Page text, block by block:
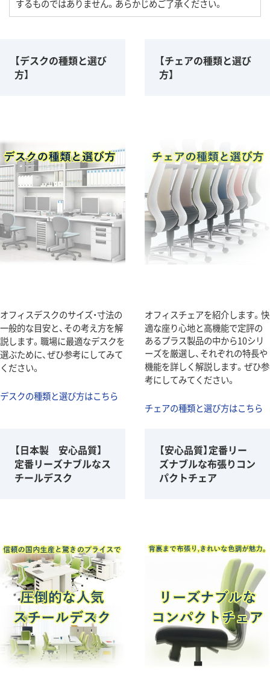
するものではありません。あらかじめご了承ください。
【デスクの種類と選び
方】
オフィスデスクのサイズ・寸法の
一般的な目安と、その考え方を解
説します。職場に最適なデスクを
選ぶために、ぜひ参考にしてみて
ください。
デスクの種類と選び方はこちら
【チェアの種類と選び
方】
オフィスチェアを紹介します。快
適な座り心地と高機能で定評の
あるプラス製品の中から10シリ
ーズを厳選し、それぞれの特長や
機能を詳しく解説します。ぜひ参
考にしてみてください。
チェアの種類と選び方はこちら
【日本製 安心品質】
定番リーズナブルなス
チールデスク
【安心品質】定番リー
ズナブルな布張りコン
パクトチェア